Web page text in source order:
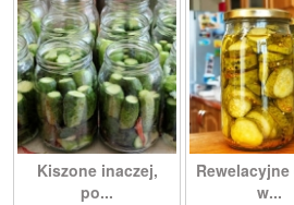
Kiszone inaczej,
po...
w...